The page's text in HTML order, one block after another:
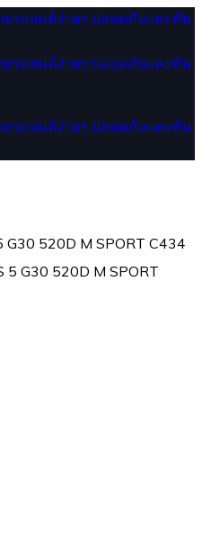
520D M SPORT C434
G30 520D M SPORT